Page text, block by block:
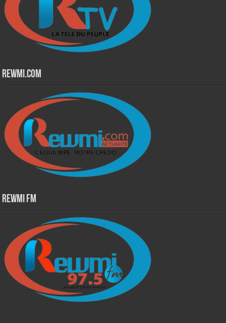
Rewmi.Com
Rewmi Fm